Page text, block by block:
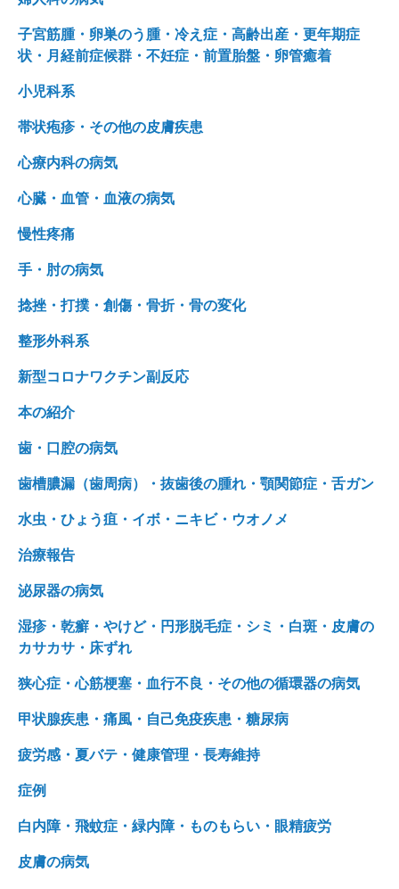
子宮筋腫・卵巣のう腫・冷え症・高齢出産・更年期症
状・月経前症候群・不妊症・前置胎盤・卵管癒着
小児科系
帯状疱疹・その他の皮膚疾患
心療内科の病気
心臓・血管・血液の病気
慢性疼痛
手・肘の病気
捻挫・打撲・創傷・骨折・骨の変化
整形外科系
新型コロナワクチン副反応
本の紹介
歯・口腔の病気
歯槽膿漏（歯周病）・抜歯後の腫れ・顎関節症・舌ガン
水虫・ひょう疽・イボ・ニキビ・ウオノメ
治療報告
泌尿器の病気
湿疹・乾癬・やけど・円形脱毛症・シミ・白斑・皮膚の
カサカサ・床ずれ
狭心症・心筋梗塞・血行不良・その他の循環器の病気
甲状腺疾患・痛風・自己免疫疾患・糖尿病
疲労感・夏バテ・健康管理・長寿維持
症例
白内障・飛蚊症・緑内障・ものもらい・眼精疲労
皮膚の病気